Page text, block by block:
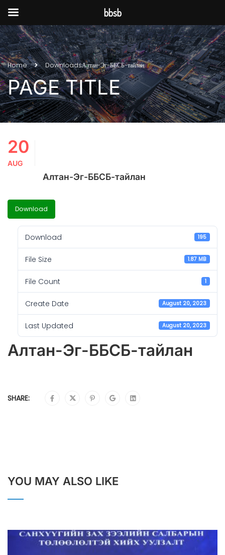
Home DownloadsАлтан-Эг-ББСБ-тайлан
PAGE TITLE
20
AUG
Алтан-Эг-ББСБ-тайлан
Download
Download 195
File Size 1.87 MB
File Count 1
Create Date August 20, 2023
Last Updated August 20, 2023
Алтан-Эг-ББСБ-тайлан
SHARE:
YOU MAY ALSO LIKE
bbsb